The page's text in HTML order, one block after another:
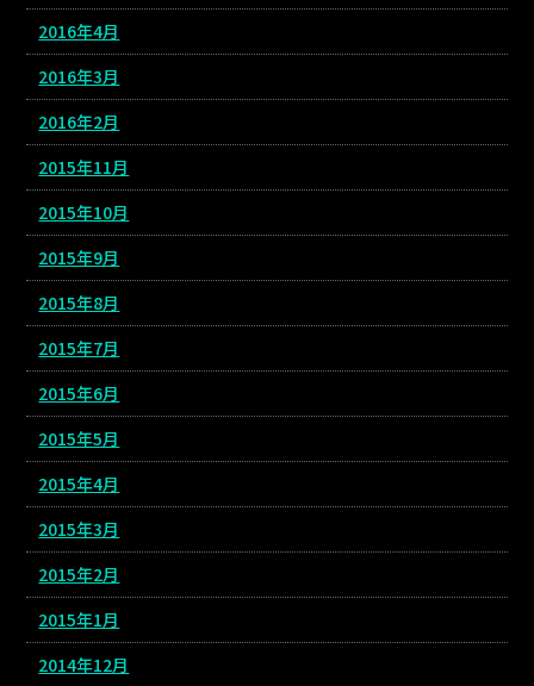
2016年4月
2016年3月
2016年2月
2015年11月
2015年10月
2015年9月
2015年8月
2015年7月
2015年6月
2015年5月
2015年4月
2015年3月
2015年2月
2015年1月
2014年12月